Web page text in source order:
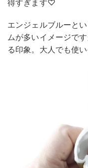
得すぎます♡
エンジェルブルーと
ムが多いイメージで
る印象。大人でも使